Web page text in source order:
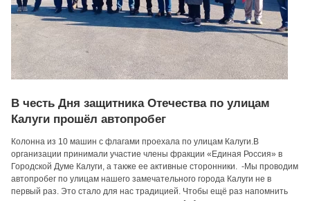
В честь Дня защитника Отечества по улицам
Калуги прошёл автопробег
Колонна из 10 машин с флагами проехала по улицам Калуги.В
организации принимали участие члены фракции «Единая Россия» в
Городской Думе Калуги, а также ее активные сторонники. -Мы проводим
автопробег по улицам нашего замечательного города Калуги не в
первый раз. Это стало для нас традицией. Чтобы ещё раз напомнить